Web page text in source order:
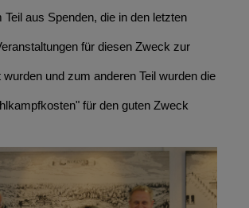
aus Spenden, die in den letzten
für diesen Zweck zur
wurden und zum anderen Teil wurden die
für den guten Zweck